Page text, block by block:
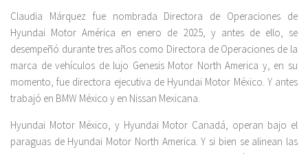
Claudia Márquez fue nombrada Directora de Operaciones de
Hyundai Motor América en enero de 2025, y antes de ello, se
desempeñó durante tres años como Directora de Operaciones de la
marca de vehículos de lujo Genesis Motor North America y, en su
momento, fue directora ejecutiva de Hyundai Motor México. Y antes
trabajó en BMW México y en Nissan Mexicana.
Hyundai Motor México, y Hyundai Motor Canadá, operan bajo el
paraguas de Hyundai Motor North America. Y si bien se alinean las